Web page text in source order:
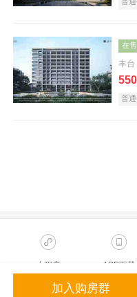
在售
丰台
普
加入购房群
小程序 APP下载